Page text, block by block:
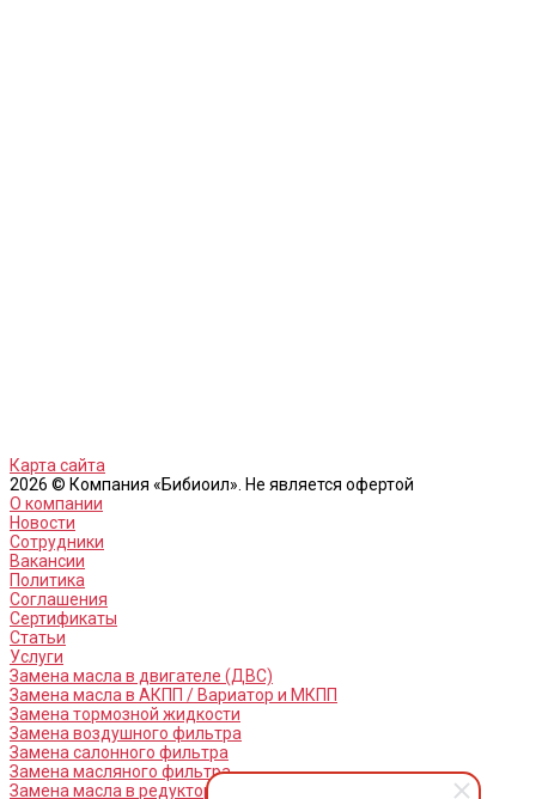
Карта сайта
2026 © Компания «Бибиоил». Не является офертой
О компании
Новости
Сотрудники
Вакансии
Политика
Соглашения
Сертификаты
Статьи
Услуги
Замена масла в двигателе (ДВС)
Замена масла в АКПП / Вариатор и МКПП
Замена тормозной жидкости
Замена воздушного фильтра
Замена салонного фильтра
Замена масляного фильтра
Замена масла в редукторах / раздатках